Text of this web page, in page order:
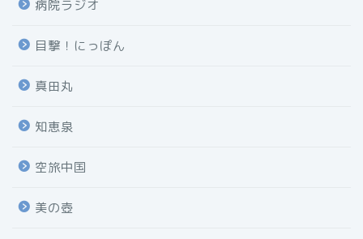
病院ラジオ
目撃！にっぽん
真田丸
知恵泉
空旅中国
美の壺